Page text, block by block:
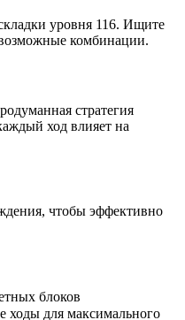
уровня 116. Ищите
комбинации.
стратегия
ход влияет на
чтобы эффективно
блоков
ходы для максимального